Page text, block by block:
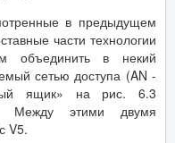
в предыдущем
части технологии
объединить в некий
сетью доступа (AN -
ящик» на рис. 6.3
Между этими двумя
V5.